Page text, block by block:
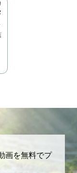
画を無料でプ